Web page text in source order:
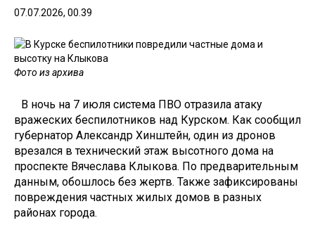
07.07.2026, 00.39
Фото из архива
В ночь на 7 июля система ПВО отразила атаку
вражеских беспилотников над Курском. Как сообщил
губернатор Александр Хинштейн, один из дронов
врезался в технический этаж высотного дома на
проспекте Вячеслава Клыкова. По предварительным
данным, обошлось без жертв. Также зафиксированы
повреждения частных жилых домов в разных
районах города.